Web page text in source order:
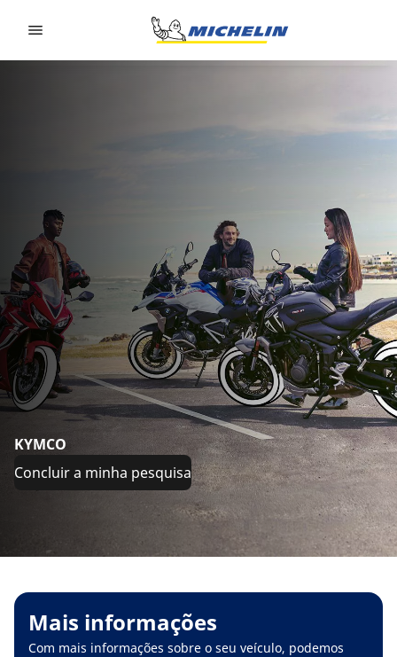
KYMCO
Concluir a minha pesquisa
Mais informações
Com mais informações sobre o seu veículo, podemos